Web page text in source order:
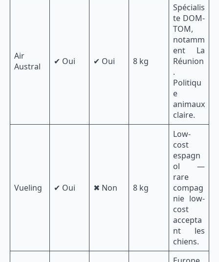
Air
Austral
✔ Oui ✔ Oui 8 kg
Spécialis
te DOM-
TOM,
notamm
ent La
Réunion
.
Politiqu
e
animaux
claire.
Vueling ✔ Oui ✖ Non 8 kg
Low-
cost
espagn
ol —
rare
compag
nie low-
cost
accepta
nt les
chiens.